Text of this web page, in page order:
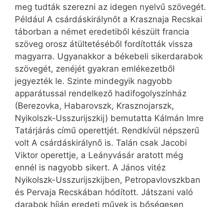
meg tudták szerezni az idegen nyelvű szövegét.
Például A csárdáskirálynőt a Krasznaja Recskai
táborban a német eredetiből készült francia
szöveg orosz átültetéséből fordították vissza
magyarra. Ugyanakkor a békebeli sikerdarabok
szövegét, zenéjét gyakran emlékezetből
jegyezték le. Szinte mindegyik nagyobb
apparátussal rendelkező hadifogolyszínház
(Berezovka, Habarovszk, Krasznojarszk,
Nyikolszk-Usszurijszkij) bemutatta Kálmán Imre
Tatárjárás című operettjét. Rendkívül népszerű
volt A csárdáskirálynő is. Talán csak Jacobi
Viktor operettje, a Leányvásár aratott még
ennél is nagyobb sikert. A János vitéz
Nyikolszk-Usszurijszkijben, Petropavlovszkban
és Pervaja Recskában hódított. Játszani való
darabok híján eredeti művek is bőségesen